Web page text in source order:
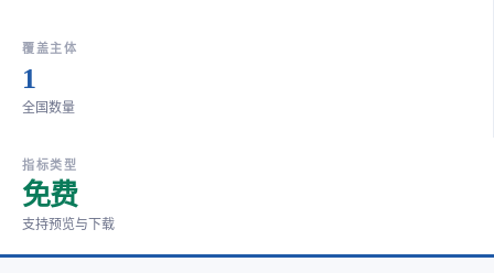
覆盖主体
1
全国数量
指标类型
免费
支持预览与下载